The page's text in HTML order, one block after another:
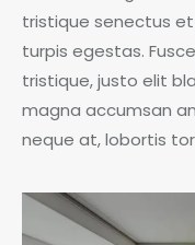
tristique senectus
turpis egestas.
tristique, justo elit
magna accumsan
neque at, lobortis